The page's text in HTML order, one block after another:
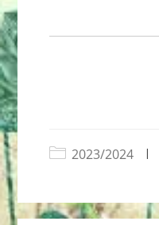
2023/2024 |